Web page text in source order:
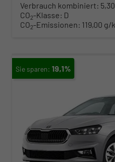
Verbrauch kombiniert:
CO2-Klasse: D
CO2-Emissionen: 119,00 g/
19,1%